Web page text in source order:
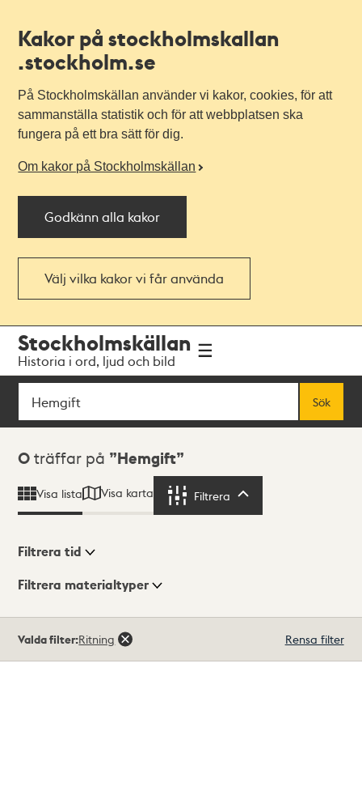
Kakor på stockholmskallan
.stockholm.se
På Stockholmskällan använder vi kakor, cookies, för att
sammanställa statistik och för att webbplatsen ska
fungera på ett bra sätt för dig.
Om kakor på Stockholmskällan
Godkänn alla kakor
Välj vilka kakor vi får använda
navigationen
huvudinnehållet
Stockholmskällan
Historia i ord, ljud och bild
Sök
Sök
Sökresultat
0 träffar på Hemgift
Visa lista Visa karta Filtrera
Visningsläge
Filtrera tid
Filtrera materialtyper
träffar
Valda filter:Ritning Rensa filter